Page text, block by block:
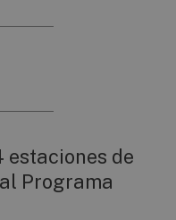
estaciones de
Programa